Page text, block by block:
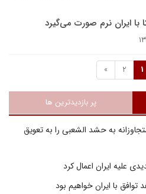
با ايران نرم صورت مى‌گيرد
1
2
»
پر بازدیدترین ها
به حشد الشعبی را به تعویق
علیه ایران اعمال کرد
با ایران خواهیم بود